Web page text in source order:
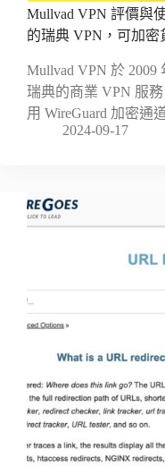
Mullvad VPN 評價與
的瑞典 VPN，可加密
Mullvad VPN 於
瑞典的商業 VPN 服
用 WireGuard 加密通
2024-09-17